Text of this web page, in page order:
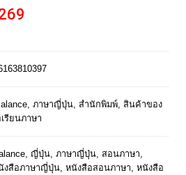
is:
฿ 269.
ภาษาญี่ปุ่น สำนักพิมพ์ สินค้าของ
รียนภาษา
ญี่ปุ่น ภาษาญี่ปุ่น สอนภาษา
งสือภาษาญี่ปุ่น หนังสือสอนภาษา หนังสือ